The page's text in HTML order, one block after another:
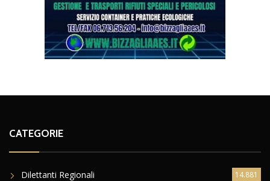
CATEGORIE
Dilettanti Regionali 14.881